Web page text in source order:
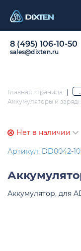
8 (495) 106-10-50
sales@dixten.ru
Главная страница |
Аккумуляторы и
Нет в наличии
Артикул: DD0042-
Аккумулятор, для